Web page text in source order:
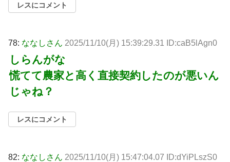
レスにコメント
78: ななしさん 2025/11/10(月) 15:39:29.31 ID:caB5lAgn0
しらんがな
慌てて農家と高く直接契約したのが悪いん
じゃね？
レスにコメント
82: ななしさん 2025/11/10(月) 15:47:04.07 ID:dYiPLszS0